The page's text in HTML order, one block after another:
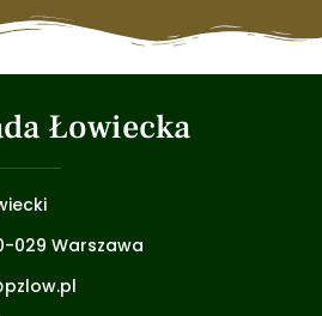
Łowiecka
029 Warszawa